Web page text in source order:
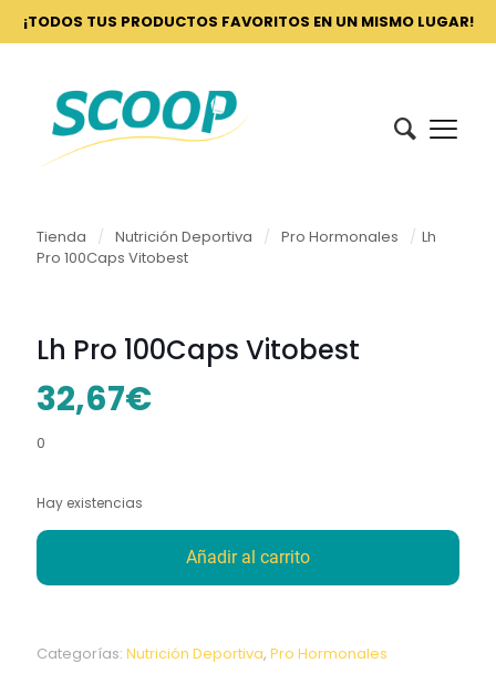
¡TODOS TUS PRODUCTOS FAVORITOS EN UN MISMO LUGAR!
Tienda / Nutrición Deportiva / Pro Hormonales / Lh
Pro 100Caps Vitobest
Lh Pro 100Caps Vitobest
32,67€
0
Hay existencias
Añadir al carrito
Categorías: Nutrición Deportiva, Pro Hormonales